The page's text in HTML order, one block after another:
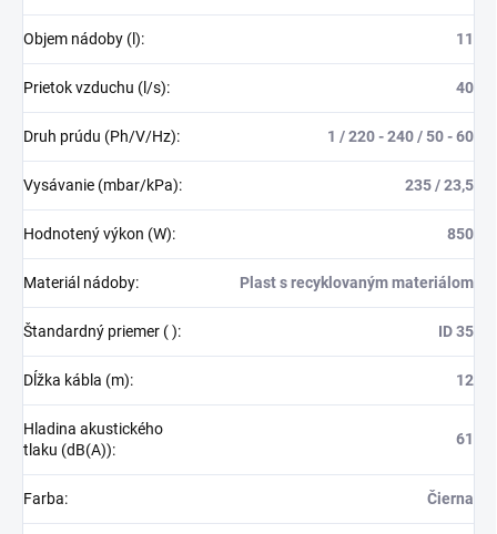
Objem nádoby (l): 11
Prietok vzduchu (l/s): 40
Druh prúdu (Ph/V/Hz): 1 / 220 - 240 / 50 - 60
Vysávanie (mbar/kPa): 235 / 23,5
Hodnotený výkon (W): 850
Materiál nádoby: Plast s recyklovaným materiálom
Štandardný priemer ( ): ID 35
Dĺžka kábla (m): 12
Hladina akustického
tlaku (dB(A)):
61
Farba: Čierna